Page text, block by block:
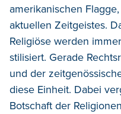
amerikanischen
aktuellen Zeitgeistes.
Religiöse werden
stilisiert. Gerade
und der
diese Einheit. Dabei
Botschaft der